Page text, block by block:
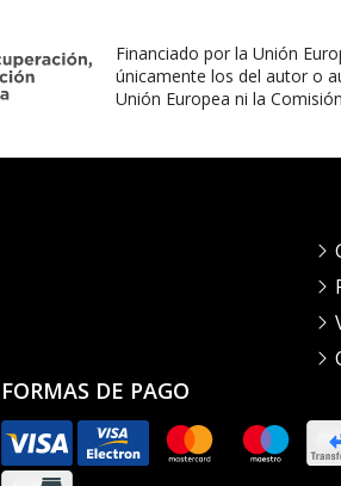
Financiado por la Unión
únicamente los del autor o
Unión Europea ni la
FORMAS DE PAGO